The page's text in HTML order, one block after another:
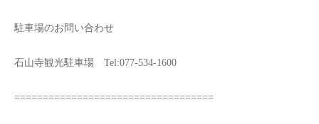
駐車場のお問い合わせ
石山寺観光駐車場 Tel:077-534-1600
===================================